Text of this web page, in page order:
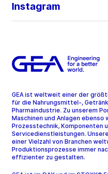
Instagram
GEA ist weltweit einer der
für die Nahrungsmittel-,
Pharmaindustrie. Zu unserem
Maschinen und Anlagen ebenso
Prozesstechnik, Komponenten
Servicedienstleistungen.
einer Vielzahl von Branchen
Produktionsprozesse immer
effizienter zu gestalten.